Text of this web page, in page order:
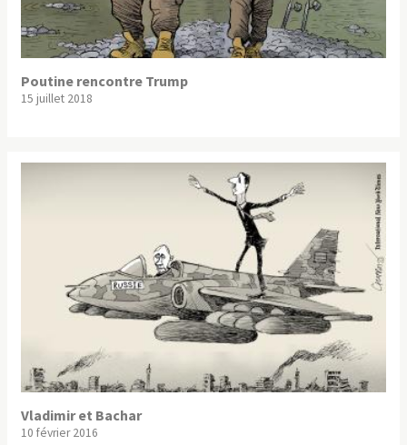
Poutine rencontre Trump
15 juillet 2018
Vladimir et Bachar
10 février 2016